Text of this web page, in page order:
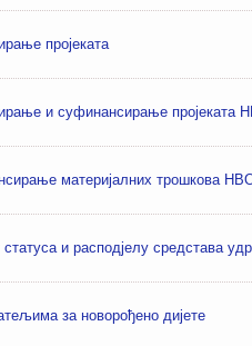
пројеката
и суфинансирање пројеката
материјалних трошкова
и расподјелу средстава
за новорођено дијете